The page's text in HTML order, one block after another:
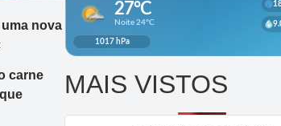
nova
carne
MAIS VISTOS